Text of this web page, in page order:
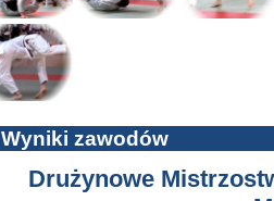
Wyniki zawodów
Drużynowe